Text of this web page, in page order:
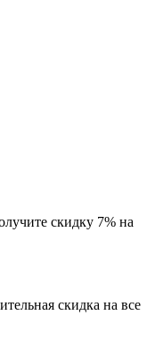
скидку 7% на
скидка на все